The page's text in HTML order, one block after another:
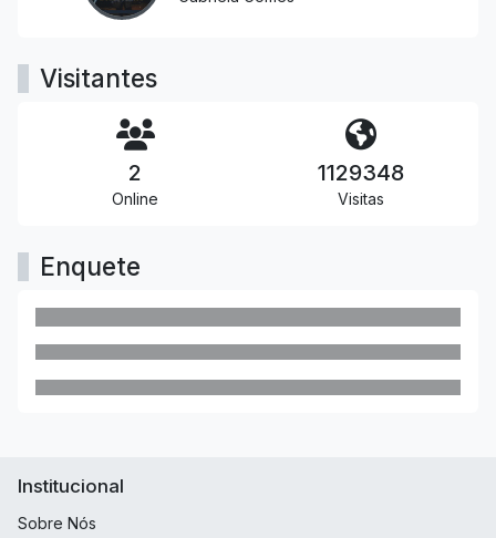
Visitantes
2
Online
1129348
Visitas
Enquete
Institucional
Sobre Nós